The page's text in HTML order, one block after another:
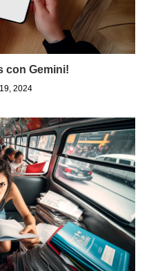
con Gemini!
2024